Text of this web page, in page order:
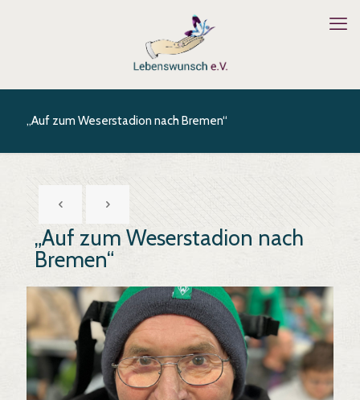
„Auf zum Weserstadion nach Bremen“
„Auf zum Weserstadion nach
Bremen“